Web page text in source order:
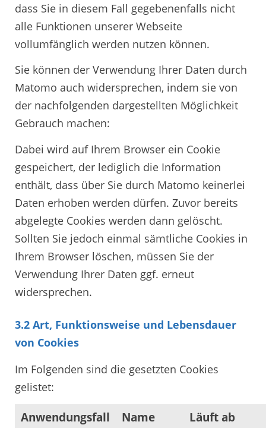
dass Sie in diesem Fall gegebenenfalls nicht
alle Funktionen unserer Webseite
vollumfänglich werden nutzen können.
Sie können der Verwendung Ihrer Daten durch
Matomo auch widersprechen, indem sie von
der nachfolgenden dargestellten Möglichkeit
Gebrauch machen:
Dabei wird auf Ihrem Browser ein Cookie
gespeichert, der lediglich die Information
enthält, dass über Sie durch Matomo keinerlei
Daten erhoben werden dürfen. Zuvor bereits
abgelegte Cookies werden dann gelöscht.
Sollten Sie jedoch einmal sämtliche Cookies in
Ihrem Browser löschen, müssen Sie der
Verwendung Ihrer Daten ggf. erneut
widersprechen.
3.2 Art, Funktionsweise und Lebensdauer
von Cookies
Im Folgenden sind die gesetzten Cookies
gelistet:
Anwendungsfall Name
Läuft ab